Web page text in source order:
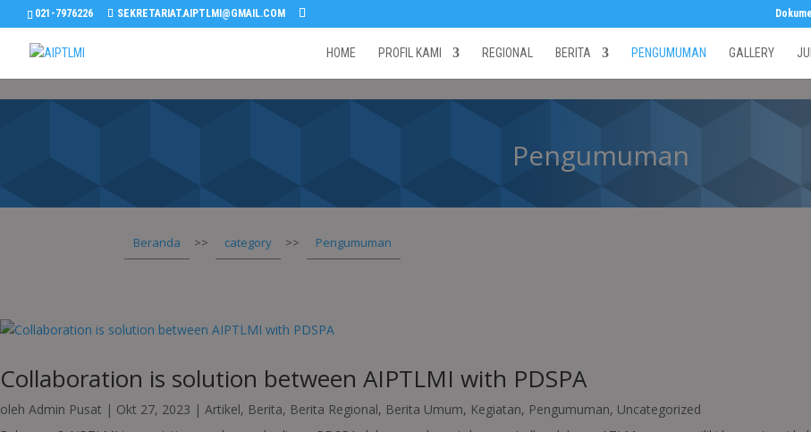
021-7976226 SEKRETARIAT.AIPTLMI@GMAIL.COM
HOME PROFIL KAMI REGIONAL BERITA PENGUMUMAN GALLERY
Pengumuman
Beranda >> category >> Pengumuman
Collaboration is solution between AIPTLMI with PDSPA
oleh Admin Pusat | Okt 27, 2023 | Artikel, Berita, Berita Regional, Berita Umum, Kegiatan, Pengumuman, Uncategorized